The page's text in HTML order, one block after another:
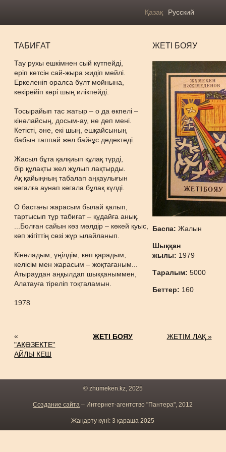
Қазақ Русский
ТАБИҒАТ
Тау рухы ешкімнен сый күтпейді,
еріп кетсін сай-жыра жидіп мейлі.
Еркеленіп оралса бұлт мойнына,
кекірейіп кәрі шың илікпейді.
Тосырайып тас жатыр – о да өкпелі –
кінәлайсың, досым-ау, не деп мені.
Кетісті, әне, екі шың, ешқайсының
бабын таппай жел байғұс дедектеді.
Жасыл бұта қалқиып құлақ түрді,
бір құлақты жел жұлып лақтырды.
Ақ қайыңның табалап аңқаулығын
көгалға аунап көгала бұлақ күлді.
О бастағы жарасым былай қалып,
тартысып тұр табиғат – құдайға анық.
...Болған сайын көз мөлдір – көкей қуыс,
көп жігіттің сөзі жүр ылайланып.
Кінәладым, үңілдім, көп қарадым,
келісім мен жарасым – жоқтағаным...
Атыраудан аңқылдап шыққаныммен,
Алатауға тіреліп тоқталамын.
1978
ЖЕТІ БОЯУ
Баспа:Жалын
Шыққан
жылы: 1979
Таралым:5000
Беттер: 160
«
"АҚӨЗЕКТЕ"
АЙЛЫ КЕШ
ЖЕТІ БОЯУ ЖЕТІМ ЛАҚ »
© zhumeken.kz, 2025
Создание сайта – Интернет-агентство "Пантера", 2012
Жаңарту күні: 3 қараша 2025